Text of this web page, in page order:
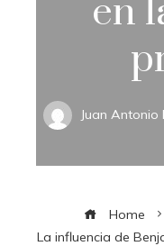
en
Juan Antonio
Home
La influencia de